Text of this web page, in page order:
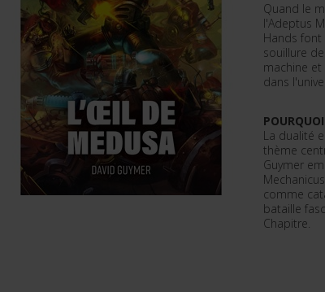
Quand le
l'Adeptus
Hands font
souillure
machine
dans
La dualité
thème
Guymer
comme
bataille
Chapitre.